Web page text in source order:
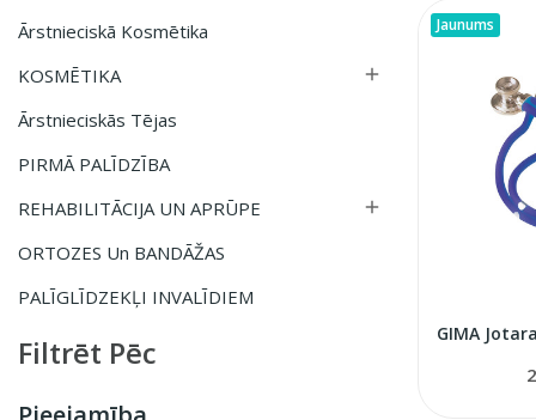
Ārstnieciskā Kosmētika
KOSMĒTIKA

Ārstnieciskās Tējas
PIRMĀ PALĪDZĪBA
REHABILITĀCIJA UN APRŪPE

ORTOZES Un BANDĀŽAS
PALĪGLĪDZEKĻI INVALĪDIEM
Filtrēt Pēc
Jaunums